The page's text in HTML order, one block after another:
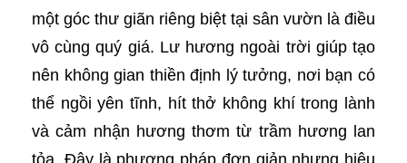
một góc thư giãn riêng biệt tại sân vườn là điều
vô cùng quý giá. Lư hương ngoài trời giúp tạo
nên không gian thiền định lý tưởng, nơi bạn có
thể ngồi yên tĩnh, hít thở không khí trong lành
và cảm nhận hương thơm từ trầm hương lan
tỏa. Đây là phương pháp đơn giản nhưng hiệu